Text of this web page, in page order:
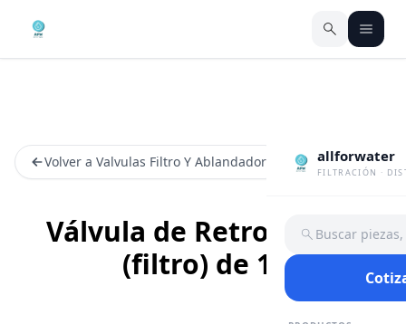
allforwater
FILTRACIÓN ·
Buscar
Volver a Valvulas Filtro Y Ablandador
Válvula de Retrolavado
(filtro) de 1”